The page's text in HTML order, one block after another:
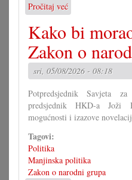
Pročitaj već
Ča
se
moremo
naučiti
od
Mirka
Berlakovića?
Kako bi
Zakon o
sri, 05/08/2026 - 08:18
Potpredsjednik Savjeta
predsjednik HKD-a Joži
mogućnosti i izazove
Tagovi:
Politika
Manjinska politika
Zakon o narodni grupa